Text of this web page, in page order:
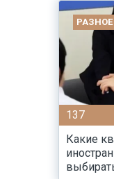
РАЗНОЕ
137
Какие